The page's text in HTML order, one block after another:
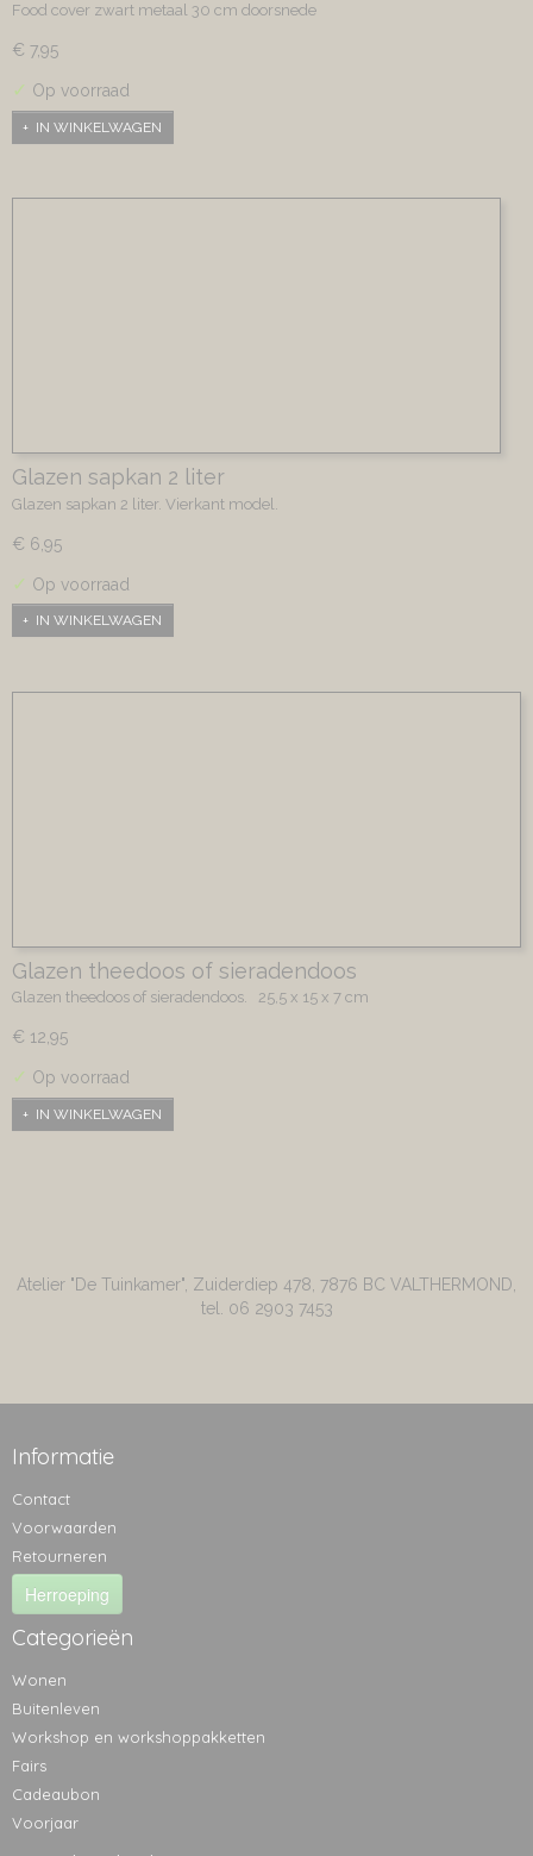
Food cover zwart metaal 30 cm doorsnede
€ 7,95
✓ Op voorraad
IN WINKELWAGEN
Glazen sapkan 2 liter
Glazen sapkan 2 liter. Vierkant model.
€ 6,95
✓ Op voorraad
IN WINKELWAGEN
Glazen theedoos of sieradendoos
Glazen theedoos of sieradendoos. 25,5 x 15 x 7 cm
€ 12,95
✓ Op voorraad
IN WINKELWAGEN
Atelier "De Tuinkamer", Zuiderdiep 478, 7876 BC VALTHERMOND,
tel. 06 2903 7453
Informatie
Contact
Voorwaarden
Retourneren
Herroeping
Categorieën
Wonen
Buitenleven
Workshop en workshoppakketten
Fairs
Cadeaubon
Voorjaar